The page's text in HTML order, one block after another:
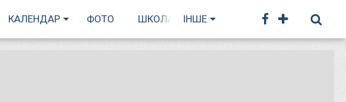
КАЛЕНДАР ФОТО ШКОЛА БІГУ
ІНШЕ